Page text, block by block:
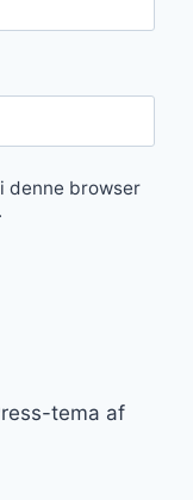
denne browser
tema af